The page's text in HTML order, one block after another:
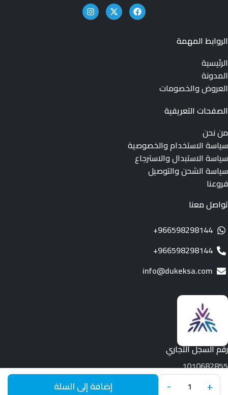
الروابط المهمة
الرئيسية
المدونة
العروض والخصومات
الصفحات التعريفية
من نحن
سياسة الاستخدام والخصوصية
سياسة الاستبدال والاسترجاع
سياسة الشحن والتوصيل
فروعنا
تواصل معنا
966598298144+
966598298144+
info@dukeksa.com
رقم السجل التجاري
1010682855
جميع الحقوق محفوظة لـ © 2026.
Duke +
- إضافة إلى السلة